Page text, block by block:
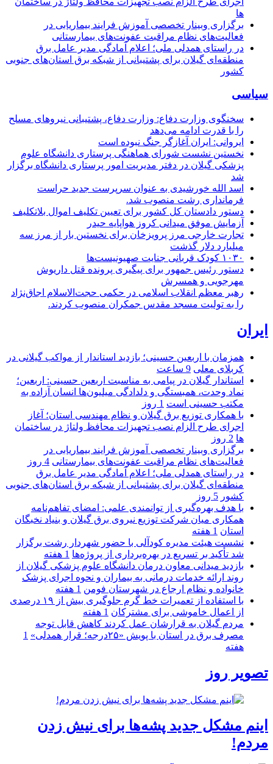
ها
برگزاری وبینار تخصصی آموزش فرایند بیماریابی در
فعالیت‌های نظام مراقبت عفونت‌های بیمارستانی
در راستای همدلی ملی؛ اعلام آمادگی مدیر عامل برق
منطقه‌ای گیلان برای پشتیبانی از شبكه برق استان‌های جنوبی
كشور
سیاسی
سخنگوی وزارت دفاع: وزارت دفاع، پشتیبانی نیرو‌های مسلح
را با قدرت ادامه می‌دهد
ایروانی: ایران آغازگر جنگ نبوده است
نخستین نشست شورای هماهنگی پرستاری دانشگاه علوم
پزشکی گیلان در دفتر مدیریت امور پرستاری دانشگاه برگزار
شد
اسد الله خورشیدی به عنوان سرپرست جدید حراست
فرمانداری رشت منصوب شد.
دستور دادستان کل کشور برای تعیین تکلیف اموال بلاتکلیف
آزمایش موفق میدانی کروز هواپایه حیدر
تجارت خارجی مرز پرویزخان برای نخستین بار از مرز سه
میلیارد دلار گذشت
۱۰۳۰ کودک قربانی جنایت صهیونیست‌ها
دستور رئیس جمهور برای پیگیری پرونده قتل داریوش
مهرجویی و همسرش
رهبر معظم انقلاب اسلامی در حکمی حجت‌الاسلام اجاق‌نژاد
را به تولیت مسجد مقدس جمکران منصوب کردند.
ایران
همزمان با اربعین حسینی؛ بازدید استاندار از مواکب گیلانی در
کربلای معلی 9 ساعت
استاندار گیلان در پیامی به مناسبت اربعین حسینی: اربعین؛
نماد وحدت، همبستگی و دلدادگی میلیون‌ها انسان آزاده به
مکتب حسینی است 1 روز
با همکاری توزیع برق گیلان و نظام مهندسی استان؛ آغاز
اجرای طرح الزام نصب تجهیزات محافظ ولتاژ در ساختمان
ها 2 روز
برگزاری وبینار تخصصی آموزش فرایند بیماریابی در
فعالیت‌های نظام مراقبت عفونت‌های بیمارستانی 4 روز
در راستای همدلی ملی؛ اعلام آمادگی مدیر عامل برق
منطقه‌ای گیلان برای پشتیبانی از شبكه برق استان‌های جنوبی
كشور 5 روز
با هدف بهره‌گیری از توانمندی علمی: امضای تفاهم‌نامه
همكاری میان شركت توزیع نیروی برق گیلان و بنیاد نخبگان
استان 1 هفته
نشست هیئت مدیره کودآلی با حضور شهردار رشت برگزار
شد تأکید بر تسریع در بهره‌برداری از پروژه‌ها 1 هفته
بازدید میدانی معاون درمان دانشگاه علوم پزشکی گیلان از
روند ارائه خدمات درمانی به بیماران و نحوه اجرای پزشک
خانواده و نظام ارجاع در شهرستان فومن 1 هفته
با استفاده از تعمیرات خط گرم جلوگیری بیش از ۱۹ درصدی
از اعمال خاموشی برای مشتركان 1 هفته
مردم گیلان به قرارشان عمل کردند كاهش قابل توجه
مصرف برق در استان با پویش «۲۵درجه؛ قرار همدلی»
1
هفته
تصویر روز
اینم مشکل جدید پشه‌ها برای نیش زدن
مردم!